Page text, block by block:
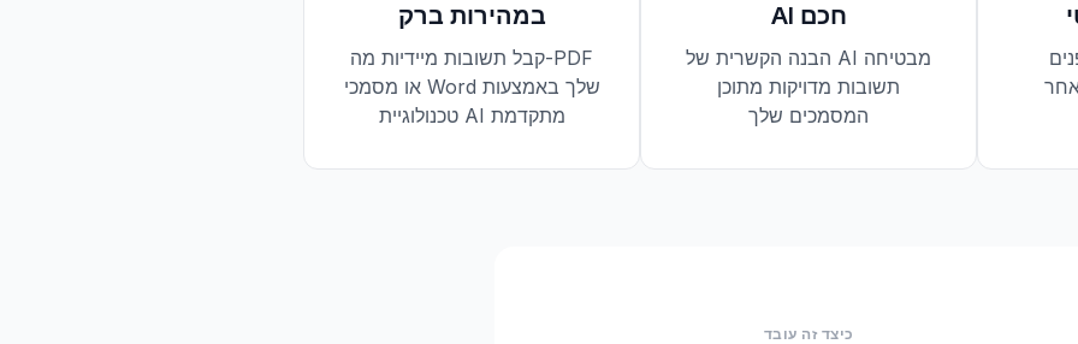
במהירות ברק
קבל תשובות מיידיות מה-PDF
או מסמכי Word שלך באמצעות
טכנולוגיית AI מתקדמת
AI חכם
הבנה הקשרית של AI מבטיחה
תשובות מדויקות מתוכן
המסמכים שלך
כיצד זה עובד